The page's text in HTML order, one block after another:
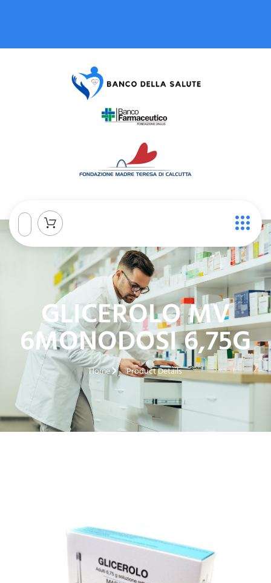
GLICEROLO MV
6MONODOSI 6,75G
Home Product Details